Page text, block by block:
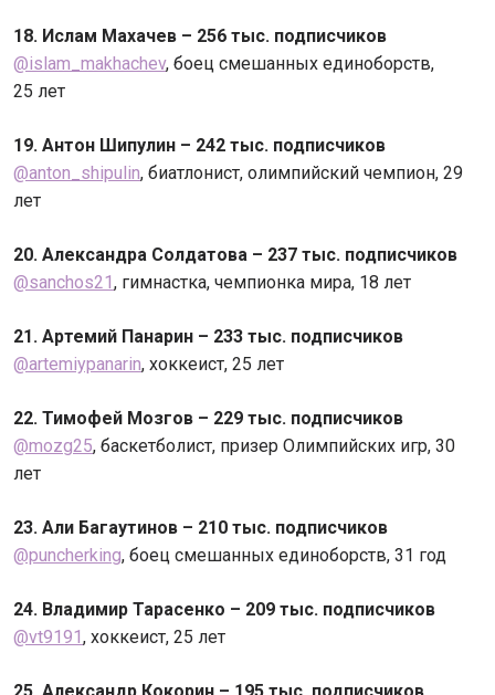
18. Ислам Махачев – 256 тыс. подписчиков
@islam_makhachev, боец смешанных единоборств,
25 лет
19. Антон Шипулин – 242 тыс. подписчиков
@anton_shipulin, биатлонист, олимпийский чемпион, 29
лет
20. Александра Солдатова – 237 тыс. подписчиков
@sanchos21, гимнастка, чемпионка мира, 18 лет
21. Артемий Панарин – 233 тыс. подписчиков
@artemiypanarin, хоккеист, 25 лет
22. Тимофей Мозгов – 229 тыс. подписчиков
@mozg25, баскетболист, призер Олимпийских игр, 30
лет
23. Али Багаутинов – 210 тыс. подписчиков
@puncherking, боец смешанных единоборств, 31 год
24. Владимир Тарасенко – 209 тыс. подписчиков
@vt9191, хоккеист, 25 лет